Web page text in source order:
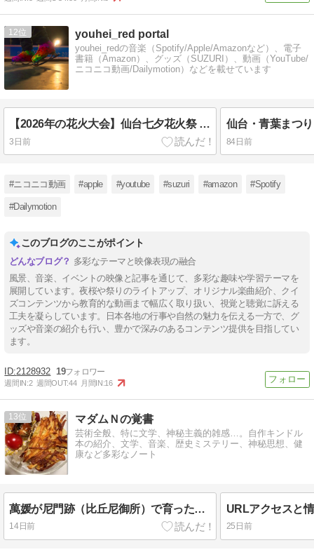
12 youhei_red portal
youhei_redの音楽（Spotify/Apple/Amazonなど）、電子
書籍（Amazon）、グッズ（SUZURI）、動画（YouTube/
ニコニコ動画/Dailymotion）などを載せています
【2026年の花火大会】仙台七夕花火祭 仙台城跡から 仙台 宮城 東北 2026/08/05
3日前 84日前
#ニコニコ動画 #apple #youtube #suzuri #amazon #Spotify
#Dailymotion
このブログのここがポイント
多彩なテーマと映像表現の融合
風景、音楽、イベントの映像と記事を通じて、多彩な趣味や学習テーマを
展開しています。夜桜や祭りのライトアップ、オリジナル楽曲紹介、クイ
ズコンテンツから教育的な動画まで幅広く取り扱い、視覚と聴覚に訴える
工夫を凝らしています。日本各地の行事や自然の魅力を伝える一方で、グ
ッズや音楽の紹介も行い、豊かで深みのあるコンテンツ提供を目指してい
ます。
2128932 19
週間IN:2 週間OUT:44 月間IN:16
13 マダムＮの覚書
芸術全般、特に文学、神秘主義的雑感…。自作キンドル
本の紹介、文学、音楽、歴史ミステリー、神秘思想、健
康など多彩なノート
萬媛が尼門跡（比丘尼御所）で育った可能性。複数のAI たちとコントロールの問題。
14日前 25日前